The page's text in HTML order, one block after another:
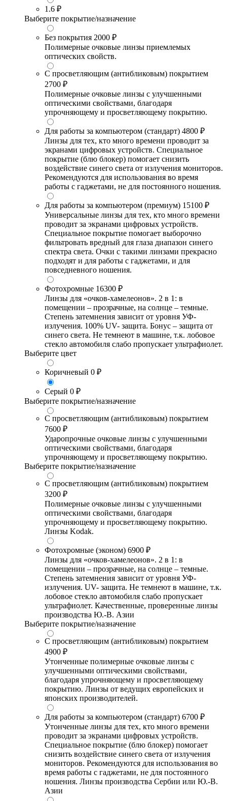
1.6 ₽
Выберите покрытие/назначение
Без покрытия 2000 ₽
Полимерные очковые линзы приемлемых
оптических свойств.
С просветляющим (антибликовым) покрытием
2700 ₽
Полимерные очковые линзы с улучшенными
оптическими свойствами, благодаря
упрочняющему и просветляющему покрытию.
Для работы за компьютером (стандарт) 4800 ₽
Линзы для тех, кто много времени проводит за
экранами цифровых устройств. Специальное
покрытие (блю блокер) помогает снизить
воздействие синего света от излучения мониторов.
Рекомендуются для использования во время
работы с гаджетами, не для постоянного ношения.
Для работы за компьютером (премиум) 15100 ₽
Универсальные линзы для тех, кто много времени
проводит за экранами цифровых устройств.
Специальное покрытие помогает выборочно
фильтровать вредный для глаза диапазон синего
спектра света. Очки с такими линзами прекрасно
подходят и для работы с гаджетами, и для
повседневного ношения.
Фотохромные 16300 ₽
Линзы для «очков-хамелеонов». 2 в 1: в
помещении – прозрачные, на солнце – темные.
Степень затемнения зависит от уровня УФ-
излучения. 100% UV- защита. Бонус – защита от
синего света. Не темнеют в машине, т.к. лобовое
стекло автомобиля слабо пропускает ультрафиолет.
Выберите цвет
Коричневый 0 ₽
Серый 0 ₽
Выберите покрытие/назначение
С просветляющим (антибликовым) покрытием
7600 ₽
Ударопрочные очковые линзы с улучшенными
оптическими свойствами, благодаря
упрочняющему и просветляющему покрытию.
Выберите покрытие/назначение
С просветляющим (антибликовым) покрытием
3200 ₽
Полимерные очковые линзы с улучшенными
оптическими свойствами, благодаря
упрочняющему и просветляющему покрытию.
Линзы Kodak.
Фотохромные (эконом) 6900 ₽
Линзы для «очков-хамелеонов». 2 в 1: в
помещении – прозрачные, на солнце – темные.
Степень затемнения зависит от уровня УФ-
излучения. UV- защита. Не темнеют в машине, т.к.
лобовое стекло автомобиля слабо пропускает
ультрафиолет. Качественные, проверенные линзы
производства Ю.-В. Азии
Выберите покрытие/назначение
С просветляющим (антибликовым) покрытием
4900 ₽
Утонченные полимерные очковые линзы с
улучшенными оптическими свойствами,
благодаря упрочняющему и просветляющему
покрытию. Линзы от ведущих европейских и
японских производителей.
Для работы за компьютером (стандарт) 6700 ₽
Утонченные линзы для тех, кто много времени
проводит за экранами цифровых устройств.
Специальное покрытие (блю блокер) помогает
снизить воздействие синего света от излучения
мониторов. Рекомендуются для использования во
время работы с гаджетами, не для постоянного
ношения. Линзы производства Сербии или Ю.-В.
Азии